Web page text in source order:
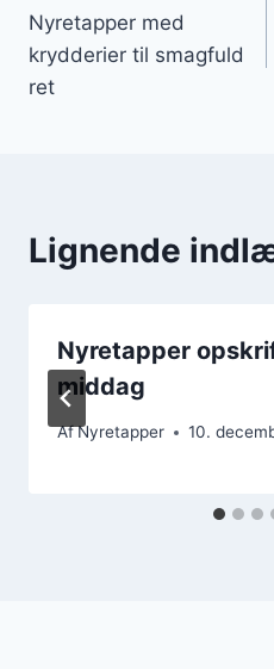
Nyretapper med
krydderier til smagfuld
ret
Lignende
Nyretapper
middag
AfNyretapper 10.